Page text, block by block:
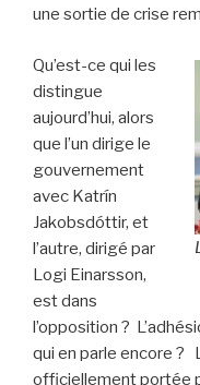
une sortie de crise
Qu’est-ce qui les
distingue
aujourd’hui, alors
que l’un dirige le
gouvernement
avec Katrín
Jakobsdóttir, et
l’autre, dirigé par
Logi Einarsson,
est dans
l’opposition ?
qui en parle encore ?
officiellement portée